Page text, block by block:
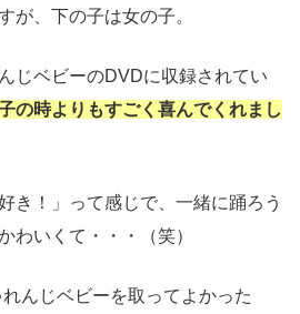
が、下の子は女の子。
じベビーのDVDに収録されてい
子の時よりもすごく喜んでくれまし
き！」って感じで、一緒に踊ろう
わいくて・・・（笑）
んじベビーを取ってよかった